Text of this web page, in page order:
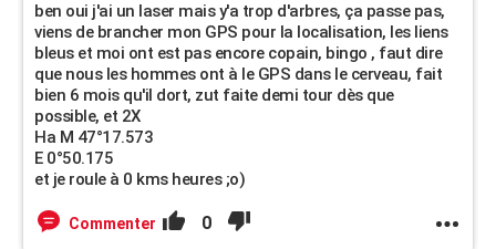
ben oui j'ai un laser mais y'a trop d'arbres, ça passe pas,
viens de brancher mon GPS pour la localisation, les liens
bleus et moi ont est pas encore copain, bingo , faut dire
que nous les hommes ont à le GPS dans le cerveau, fait
bien 6 mois qu'il dort, zut faite demi tour dès que
possible, et 2X
Ha M 47°17.573
E 0°50.175
et je roule à 0 kms heures ;o)
Commenter 0